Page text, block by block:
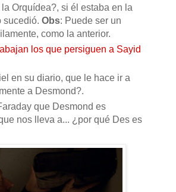
Orquídea?, si él estaba en la
sucedió. Obs: Puede ser un
como la anterior.
los que persiguen a Sayid
en su diario, que le hace ir a
a Desmond?.
que Desmond es
nos lleva a... ¿por qué Des es